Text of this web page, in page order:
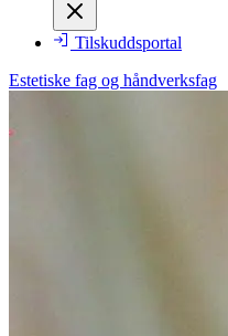
Tilskuddsportal
Estetiske fag og håndverksfag